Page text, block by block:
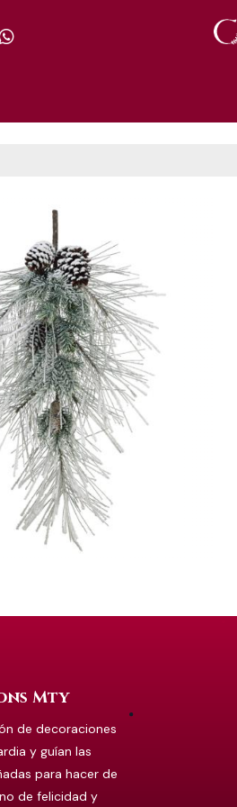
Mty
de decoraciones
y guían las
para hacer de
de felicidad y